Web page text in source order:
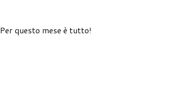
Per questo mese è tutto!